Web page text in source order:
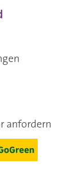
anfordern